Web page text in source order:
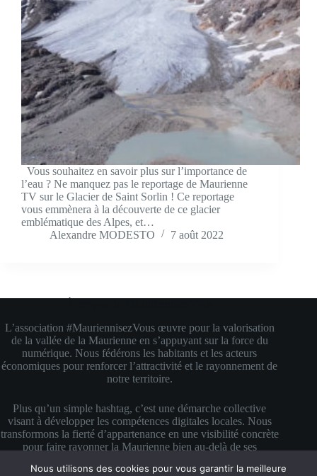
Vous souhaitez en savoir plus sur l’importance de
l’eau ? Ne manquez pas le reportage de Maurienne
TV sur le Glacier de Saint Sorlin ! Ce reportage
vous emmènera à la découverte de ce glacier
emblématique des Alpes, et…
Alexandre MODESTO
7 août 2022
L’association #MauriennisezVous œuvre pour la valorisation
de la vallée de la Maurienne en s’appuyant sur la force du
numérique. Nous fédérons les habitants et les acteurs
économiques pour renforcer l’attractivité et le rayonnement de
notre territoire.
Plus qu’un simple hashtag, c’est une démarche collective
visant à développer les compétences digitales locales. Nous
transformons la fierté d’appartenance en une visibilité concrète
pour faire rayonner la Maurienne bien au-delà de ses
Copyright © 2026 #MauriennisezVous — Propulsé avec
Nous utilisons des cookies pour vous garantir la meilleure